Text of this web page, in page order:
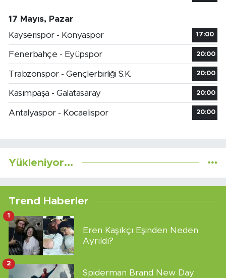
17 Mayıs, Pazar
Kayserispor - Konyaspor
17:00
Fenerbahçe - Eyüpspor 20:00
Trabzonspor - Gençlerbirliği S.K. 20:00
Kasımpaşa - Galatasaray 20:00
Antalyaspor - Kocaelispor 20:00
Yükleniyor...
Trend Haberler
Eren Kaşıkçı Eşinden Neden
Ayrıldı?
1
Spiderman Brand New Day
2